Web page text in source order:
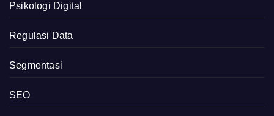
Psikologi Digital
Regulasi Data
Segmentasi
SEO